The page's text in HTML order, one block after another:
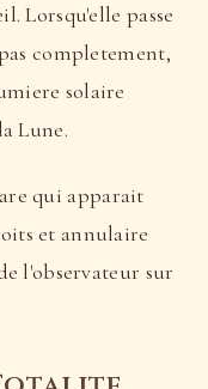
Lorsqu'elle passe
completement,
solaire
Lune.
qui apparait
et annulaire
l'observateur sur